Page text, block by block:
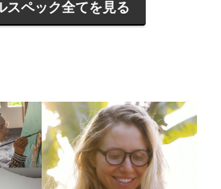
スペック全てを見る